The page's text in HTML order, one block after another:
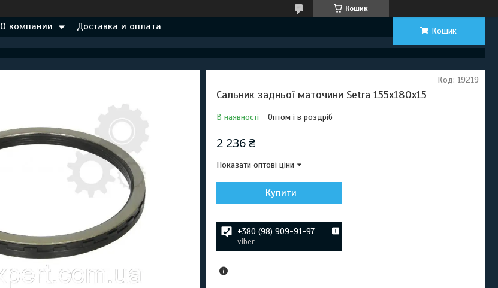
Кошик
О компании Доставка и оплата Кошик
Сальник задньої маточини Setra 155x180x15
В наявності Оптом і в роздріб
Код: 19219
2 236 ₴
Показати оптові ціни
Купити
+380 (98) 909-91-97
viber